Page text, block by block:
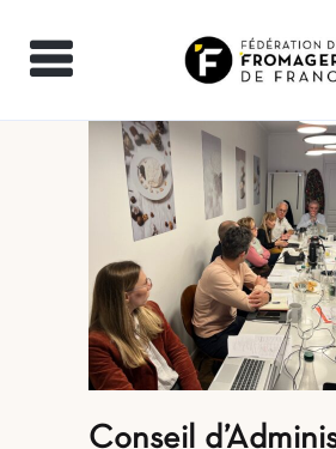
Conseil